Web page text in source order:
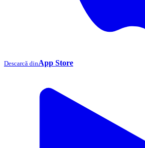
Descarcă dinApp Store